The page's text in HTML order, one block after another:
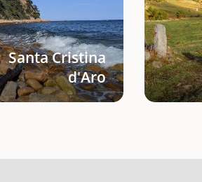
Santa Cristina
d'Aro